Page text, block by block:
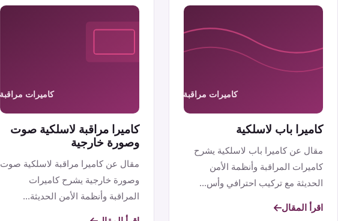
كاميرا باب لاسلكية
مقال عن كاميرا باب لاسلكية يشرح
كاميرات المراقبة وأنظمة الأمن
الحديثة مع تركيب احترافي وأس...
اقرأ المقال
كاميرا مراقبة لاسلكية صوت
وصورة خارجية
مقال عن كاميرا مراقبة لاسلكية صوت
وصورة خارجية يشرح كاميرات
المراقبة وأنظمة الأمن الحديثة...